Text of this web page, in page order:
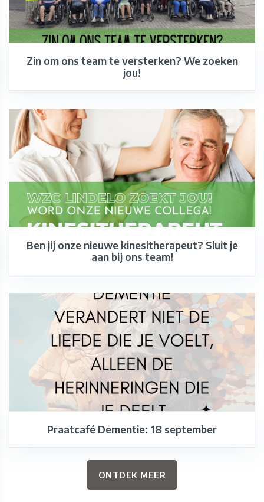
Zin om ons team te versterken? We zoeken
jou!
Ben jij onze nieuwe kinesitherapeut? Sluit je
aan bij ons team!
Praatcafé Dementie: 18 september
ONTDEK MEER